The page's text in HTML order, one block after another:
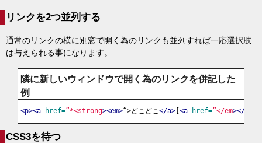
リンクを2つ並列する
通常のリンクの横に別窓で開く為のリンクも並列すれば一応選択肢
は与えられる事になります。
隣に新しいウィンドウで開く為のリンクを併記した
例
<p><a href=”*<strong><em>“>どこどこ</a> <a href=”</em></
CSS3を待つ